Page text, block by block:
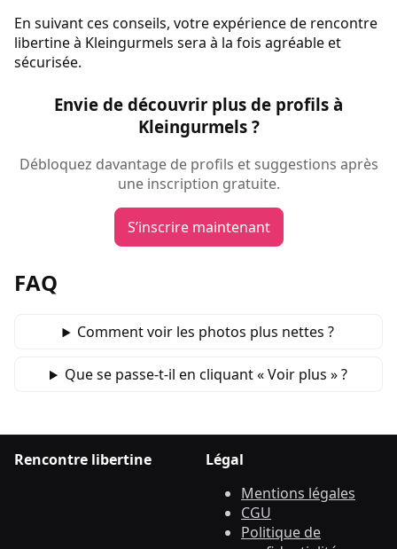
En suivant ces conseils, votre expérience de rencontre
libertine à Kleingurmels sera à la fois agréable et
sécurisée.
Envie de découvrir plus de profils à
Kleingurmels ?
Débloquez davantage de profils et suggestions après
une inscription gratuite.
S’inscrire maintenant
FAQ
Comment voir les photos plus nettes ?
Que se passe‑t‑il en cliquant « Voir plus » ?
Rencontre libertine
Légal
Mentions légales
CGU
Politique de